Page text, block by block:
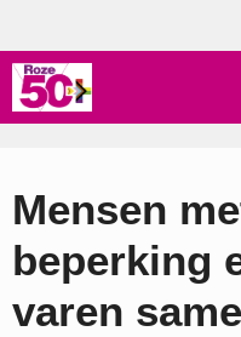
Ga
naar
Mensen
beperking
varen